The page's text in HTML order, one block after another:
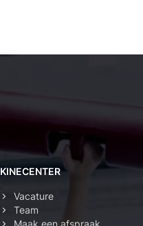
KINECENTER
Vacature
Team
Maak een afspraak